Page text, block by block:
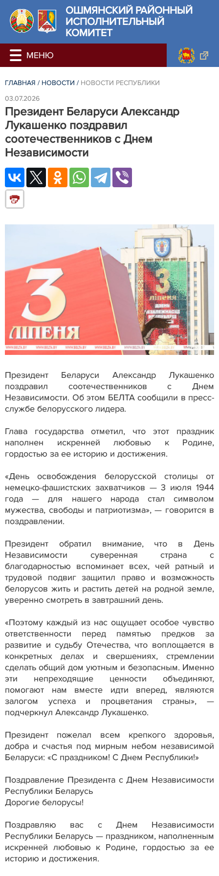
ОШМЯНСКИЙ РАЙОННЫЙ
ИСПОЛНИТЕЛЬНЫЙ
КОМИТЕТ
ГЛАВНАЯ / НОВОСТИ / НОВОСТИ РЕСПУБЛИКИ
03.07.2026
Президент Беларуси Александр
Лукашенко поздравил
соотечественников с Днем
Независимости
Президент Беларуси Александр Лукашенко
поздравил соотечественников с Днем
Независимости. Об этом БЕЛТА сообщили в пресс-
службе белорусского лидера.
Глава государства отметил, что этот праздник
наполнен искренней любовью к Родине,
гордостью за ее историю и достижения.
«День освобождения белорусской столицы от
немецко-фашистских захватчиков — 3 июля 1944
года — для нашего народа стал символом
мужества, свободы и патриотизма», — говорится в
поздравлении.
Президент обратил внимание, что в День
Независимости суверенная страна с
благодарностью вспоминает всех, чей ратный и
трудовой подвиг защитил право и возможность
белорусов жить и растить детей на родной земле,
уверенно смотреть в завтрашний день.
«Поэтому каждый из нас ощущает особое чувство
ответственности перед памятью предков за
развитие и судьбу Отечества, что воплощается в
конкретных делах и свершениях, стремлении
сделать общий дом уютным и безопасным. Именно
эти непреходящие ценности объединяют,
помогают нам вместе идти вперед, являются
залогом успеха и процветания страны», —
подчеркнул Александр Лукашенко.
Президент пожелал всем крепкого здоровья,
добра и счастья под мирным небом независимой
Беларуси: «С праздником! С Днем Республики!»
Поздравление Президента с Днем Независимости
Республики Беларусь
Дорогие белорусы!
Поздравляю вас с Днем Независимости
Республики Беларусь — праздником, наполненным
искренней любовью к Родине, гордостью за ее
историю и достижения.